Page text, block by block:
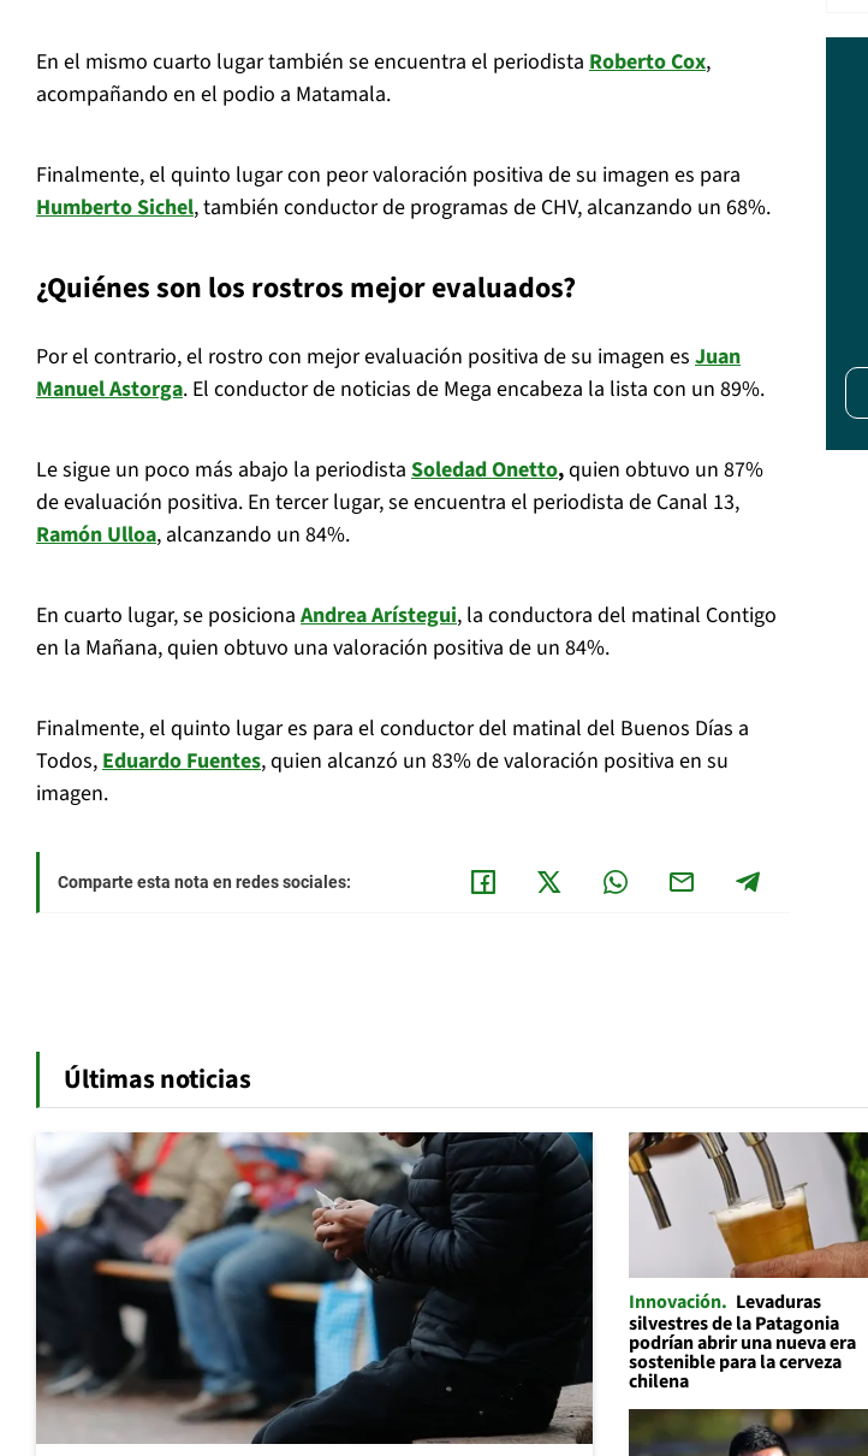
En el mismo cuarto lugar también se encuentra el periodista Roberto Cox,
acompañando en el podio a Matamala.
Finalmente, el quinto lugar con peor valoración positiva de su imagen es para
Humberto Sichel, también conductor de programas de CHV, alcanzando un 68%.
¿Quiénes son los rostros mejor evaluados?
Por el contrario, el rostro con mejor evaluación positiva de su imagen es Juan
Manuel Astorga. El conductor de noticias de Mega encabeza la lista con un 89%.
Le sigue un poco más abajo la periodista Soledad Onetto,quien obtuvo un 87%
de evaluación positiva. En tercer lugar, se encuentra el periodista de Canal 13,
Ramón Ulloa, alcanzando un 84%.
En cuarto lugar, se posiciona Andrea Arístegui, la conductora del matinal Contigo
en la Mañana, quien obtuvo una valoración positiva de un 84%.
Finalmente, el quinto lugar es para el conductor del matinal del Buenos Días a
Todos, Eduardo Fuentes, quien alcanzó un 83% de valoración positiva en su
imagen.
Comparte esta nota en redes sociales:
Últimas noticias
Innovación
Levaduras
silvestres de la Patagonia
podrían abrir una nueva era
sostenible para la cerveza
chilena